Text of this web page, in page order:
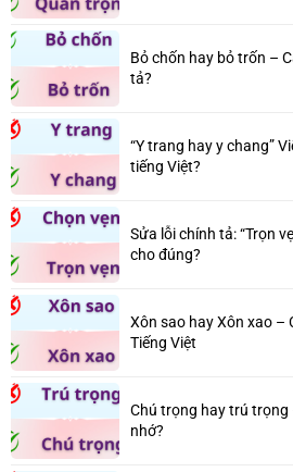
Bỏ chốn hay bỏ trốn –
tả?
“Y trang hay y chang”
tiếng Việt?
Sửa lỗi chính tả: “Trọn
cho đúng?
Xôn sao hay Xôn xao –
Tiếng Việt
Chú trọng hay trú trọng
nhớ?